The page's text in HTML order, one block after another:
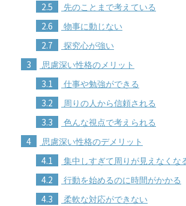
2.5 先のことまで考えている
2.6 物事に動じない
2.7 探究心が強い
3 思慮深い性格のメリット
3.1 仕事や勉強ができる
3.2 周りの人から信頼される
3.3 色んな視点で考えられる
4 思慮深い性格のデメリット
4.1 集中しすぎて周りが見えなくな
4.2 行動を始めるのに時間がかかる
4.3 柔軟な対応ができない